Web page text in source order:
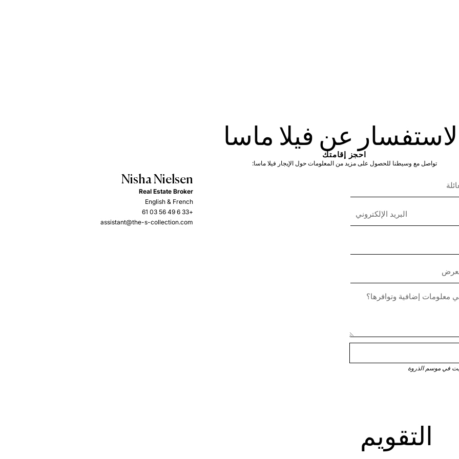
عن فيلا ماسا
احجز إقامتك
تواصل مع وسيطنا للحصول على مزيد من المعلومات حول الإيجار فيلا ماسا:
Nisha Nielsen
Real Estate Broker
English & French
+33 6 49 56 03 61
assistant@the-s-collection.com
التقويم